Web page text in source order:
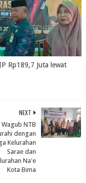
Rp189,7 Juta lewat
NEXT
Wagub NTB
dengan
Kelurahan
Sarae dan
Na'e
Kota Bima